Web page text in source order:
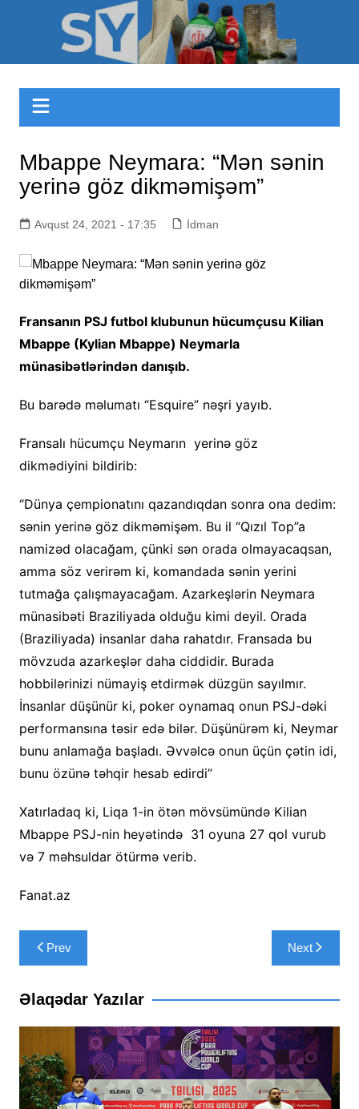
Sizinyol.org
Mbappe Neymara: “Mən sənin
yerinə göz dikməmişəm”
Avqust 24, 2021 - 17:35 İdman
Fransanın PSJ futbol klubunun hücumçusu Kilian
Mbappe (Kylian Mbappe) Neymarla
münasibətlərindən danışıb.
Bu barədə məlumatı “Esquire” nəşri yayıb.
Fransalı hücumçu Neymarın yerinə göz
dikmədiyini bildirib:
“Dünya çempionatını qazandıqdan sonra ona dedim:
sənin yerinə göz dikməmişəm. Bu il “Qızıl Top”a
namizəd olacağam, çünki sən orada olmayacaqsan,
amma söz verirəm ki, komandada sənin yerini
tutmağa çalışmayacağam. Azarkeşlərin Neymara
münasibəti Braziliyada olduğu kimi deyil. Orada
(Braziliyada) insanlar daha rahatdır. Fransada bu
mövzuda azarkeşlər daha ciddidir. Burada
hobbilərinizi nümayiş etdirmək düzgün sayılmır.
İnsanlar düşünür ki, poker oynamaq onun PSJ-dəki
performansına təsir edə bilər. Düşünürəm ki, Neymar
bunu anlamağa başladı. Əvvəlcə onun üçün çətin idi,
bunu özünə təhqir hesab edirdi”
Xatırladaq ki, Liqa 1-in ötən mövsümündə Kilian
Mbappe PSJ-nin heyətində 31 oyuna 27 qol vurub
və 7 məhsuldar ötürmə verib.
Fanat.az
Yazı
naviqasiyası
Prev Next
Əlaqədar Yazılar